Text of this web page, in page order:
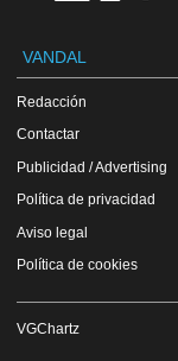
VANDAL
Redacción
Contactar
Publicidad / Advertising
Política de privacidad
Aviso legal
Política de cookies
VGChartz